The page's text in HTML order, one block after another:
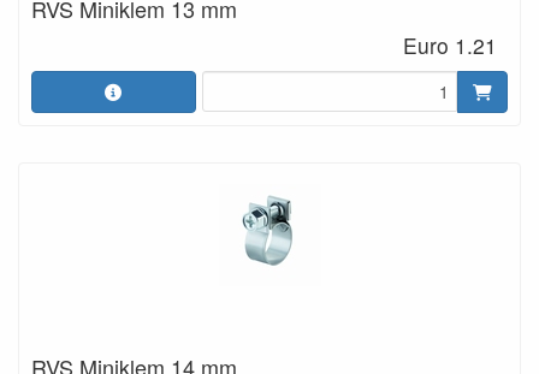
RVS Miniklem 13 mm
Euro 1.21
RVS Miniklem 14 mm